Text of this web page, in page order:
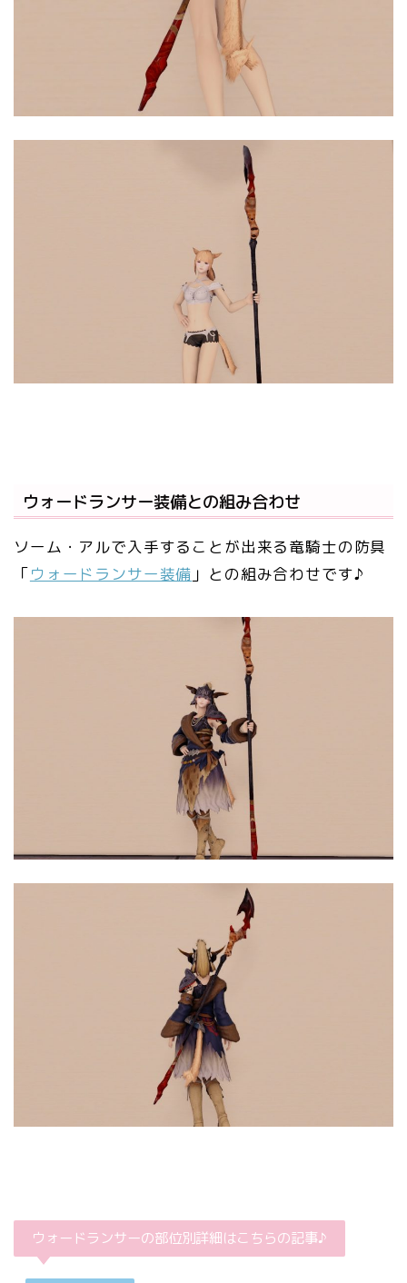
ウォードランサー装備との組み合わせ
ソーム・アルで入手することが出来る竜騎士の防具
「ウォードランサー装備 」との組み合わせです♪
ウォードランサーの部位別詳細はこちらの記事♪